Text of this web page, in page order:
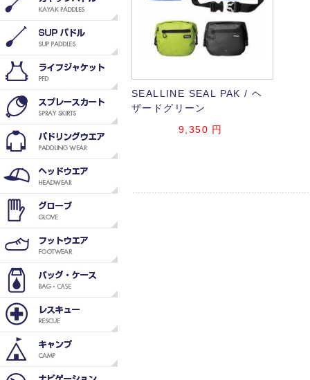
SEALLINE SEAL PAK / ヘ
ザードグリーン
9,350 円